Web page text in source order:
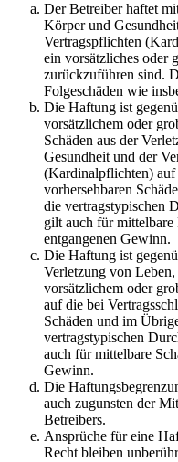
Der Betreiber haftet
Körper und
Vertragspflichten
ein vorsätzliches oder
zurückzuführen sind.
Folgeschäden wie
Die Haftung ist
vorsätzlichem oder
Schäden aus der
Gesundheit und der
(Kardinalpflichten) auf
vorhersehbaren
die vertragstypischen
gilt auch für mittelbare
entgangenen Gewinn.
Die Haftung ist
Verletzung von
vorsätzlichem oder
auf die bei
Schäden und im
vertragstypischen
auch für mittelbare
Gewinn.
Die
auch zugunsten der
Betreibers.
Ansprüche für eine
Recht bleiben